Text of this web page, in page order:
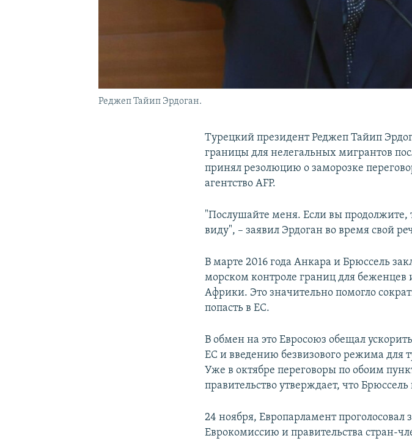
Реджеп Тайип Эрдоган.
Турецкий президент Реджеп Тайип
границы для нелегальных мигрантов
принял резолюцию о заморозке
агентство AFP.
"Послушайте меня. Если вы продолжите,
виду", – заявил Эрдоган во время свой
В марте 2016 года Анкара и Брюссель
морском контроле границ для
Африки. Это значительно помогло
попасть в ЕС.
В обмен на это Евросоюз обещал
ЕС и введению безвизового режима для
Уже в октябре переговоры по обоим
правительство утверждает, что
24 ноября, Европарламент
Еврокомиссию и правительства стран-